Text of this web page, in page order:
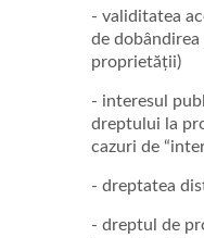
- validitatea
de
proprietății)
- interesul
dreptului la
cazuri de
- dreptatea
- dreptul de